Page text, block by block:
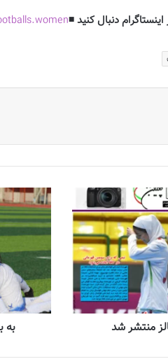
اینستاگرام دنبال کنید ◾️
به